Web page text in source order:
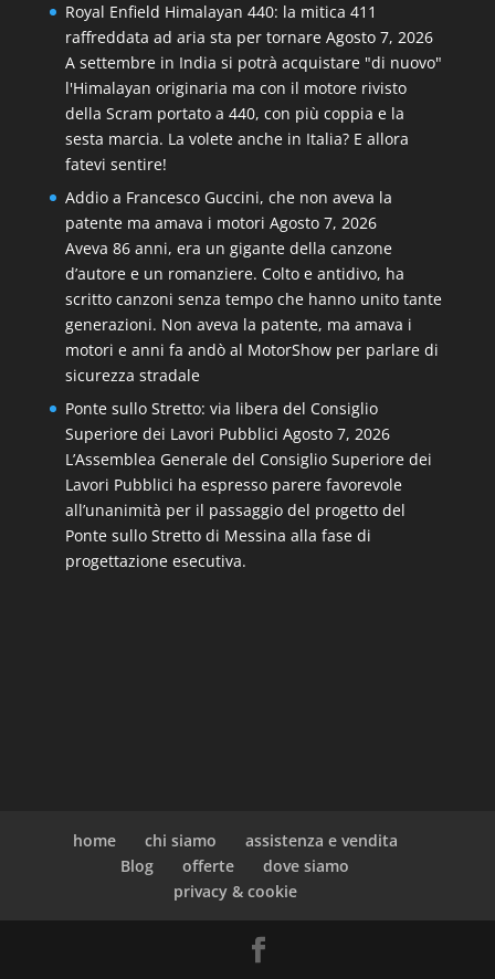
Royal Enfield Himalayan 440: la mitica 411
raffreddata ad aria sta per tornare Agosto 7, 2026
A settembre in India si potrà acquistare "di nuovo"
l'Himalayan originaria ma con il motore rivisto
della Scram portato a 440, con più coppia e la
sesta marcia. La volete anche in Italia? E allora
fatevi sentire!
Addio a Francesco Guccini, che non aveva la
patente ma amava i motori Agosto 7, 2026
Aveva 86 anni, era un gigante della canzone
d’autore e un romanziere. Colto e antidivo, ha
scritto canzoni senza tempo che hanno unito tante
generazioni. Non aveva la patente, ma amava i
motori e anni fa andò al MotorShow per parlare di
sicurezza stradale
Ponte sullo Stretto: via libera del Consiglio
Superiore dei Lavori Pubblici Agosto 7, 2026
L’Assemblea Generale del Consiglio Superiore dei
Lavori Pubblici ha espresso parere favorevole
all’unanimità per il passaggio del progetto del
Ponte sullo Stretto di Messina alla fase di
progettazione esecutiva.
home chi siamo
assistenza e vendita
Blog
offerte
dove siamo
privacy & cookie